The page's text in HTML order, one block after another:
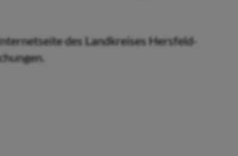
des Landkreises Hersfeld-